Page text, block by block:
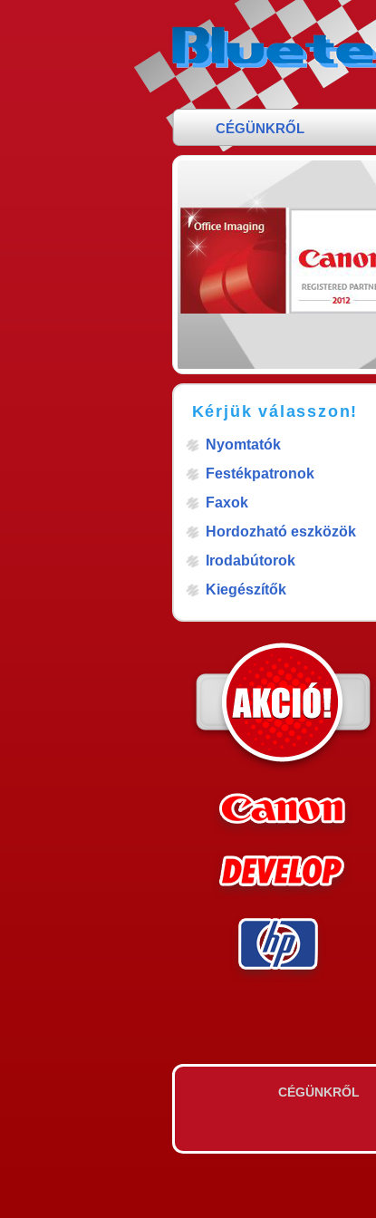
Tovább az elsődleges tartalomra
CÉGÜNKRŐL
Kérjük válasszon!
Nyomtatók
Festékpatronok
Faxok
Hordozható eszközök
Irodabútorok
Kiegészítők
CÉGÜNKRŐL